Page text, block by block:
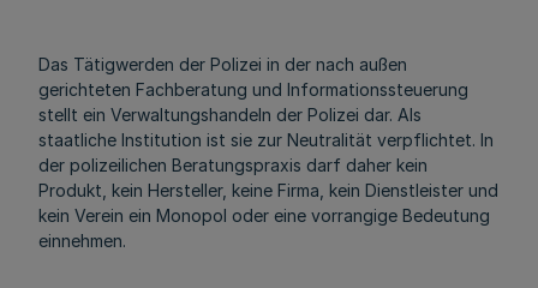
Das Tätigwerden der Polizei in der nach außen
gerichteten Fachberatung und Informationssteuerung
stellt ein Verwaltungshandeln der Polizei dar. Als
staatliche Institution ist sie zur Neutralität verpflichtet. In
der polizeilichen Beratungspraxis darf daher kein
Produkt, kein Hersteller, keine Firma, kein Dienstleister und
kein Verein ein Monopol oder eine vorrangige Bedeutung
einnehmen.